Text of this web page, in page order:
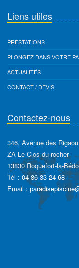
Liens utiles
PRESTATIONS
PLONGEZ DANS VOTRE
ACTUALITÉS
CONTACT / DEVIS
Contactez-nous
346, Avenue des Rigaou
ZA Le Clos du rocher
13830 Roquefort-la-
Tél : 04 86 33 24 68
Email :